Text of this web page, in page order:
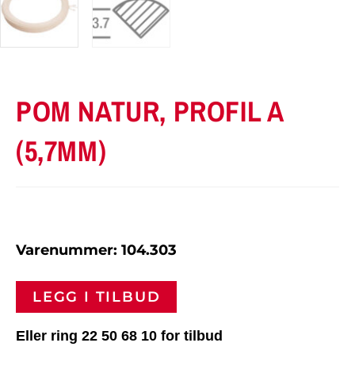
POM NATUR, PROFIL A
(5,7MM)
Varenummer: 104.303
LEGG I TILBUD
Eller ring 22 50 68 10 for tilbud